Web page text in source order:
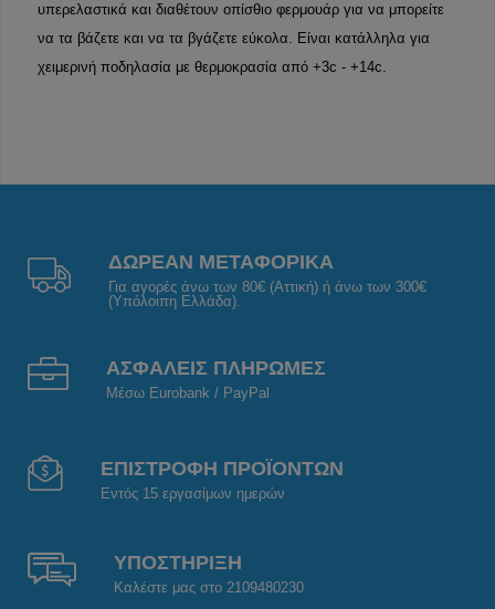
υπερελαστικά και διαθέτουν οπίσθιο φερμουάρ για να μπορείτε
να τα βάζετε και να τα βγάζετε εύκολα. Είναι κατάλληλα για
χειμερινή ποδηλασία με θερμοκρασία από +3c - +14c.
ΔΩΡΕΑΝ ΜΕΤΑΦΟΡΙΚΑ
Για αγορές άνω των 80€ (Αττική) ή άνω των 300€
(Υπόλοιπη Ελλάδα).
ΑΣΦΑΛΕΙΣ ΠΛΗΡΩΜΕΣ
Μέσω Eurobank / PayPal
ΕΠΙΣΤΡΟΦΗ ΠΡΟΪΟΝΤΩΝ
Εντός 15 εργασίμων ημερών
ΥΠΟΣΤΗΡΙΞΗ
Καλέστε μας στο 2109480230